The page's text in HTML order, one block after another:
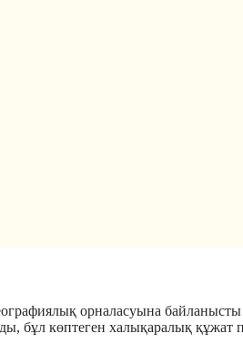
орналасуына
бұл көптеген халықаралық құжат